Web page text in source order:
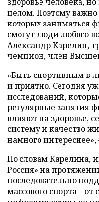
целом. Поэтому важно
которых заниматься
смогут люди любого
Александр Карелин,
чемпион, член
«Быть спортивным в
и приятно. Сегодня
исследований,
регулярные занятия
влияют на здоровье,
систему и качество
намного интереснее»,
По словам Карелина,
Россия» на
последовательно
массового спорта – от